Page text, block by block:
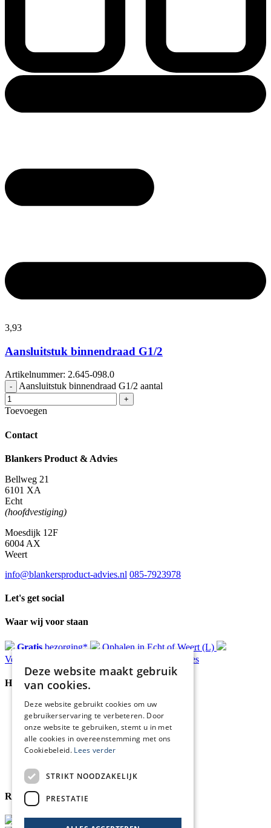
3,93
Aansluitstuk binnendraad G1/2
Artikelnummer: 2.645-098.0
- Aansluitstuk binnendraad G1/2 aantal
+
Toevoegen
Contact
Blankers Product & Advies
Bellweg 21
6101 XA
Echt
(hoofdvestiging)
Moesdijk 12F
6004 AX
Weert
info@blankersproduct-advies.nl 085-7923978
Let's get social
Waar wij voor staan
Gratisbezorging*
Ophalen in Echt of Weert (L)
Verzonden
advies
Handige Links
Home
Klantenservice
Over ons
Blog
Privacyverklaring
Cookies
Reviewmerk
Deze website maakt gebruik
van cookies.
Deze website gebruikt cookies om uw
gebruikerservaring te verbeteren. Door
onze website te gebruiken, stemt u in met
alle cookies in overeenstemming met ons
Cookiebeleid. Lees verder
STRIKT NOODZAKELIJK
PRESTATIE